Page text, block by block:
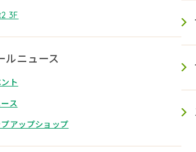
3F
ルニュース
ト
ス
アップショップ